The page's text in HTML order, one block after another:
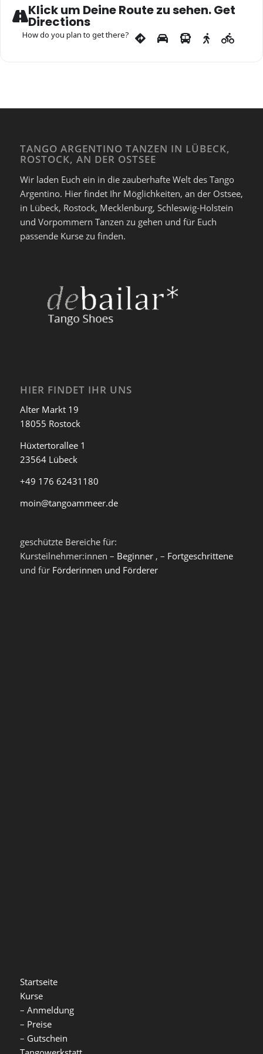
Tango am Meer stattfindet.
Ein fantastisches Team schafft Euch eine gemütliche, herzlich
integrative Atmosphäre, mit schönem Licht und einer Auswahl
Anmeldung
hier zurMILONGA DEL MAR
TANGOWERKSTATT
Klick um Deine Route zu sehen. Get
Directions
How do you plan to get there?
TANGO ARGENTINO TANZEN IN LÜBECK,
ROSTOCK, AN DER OSTSEE
Wir laden Euch ein in die zauberhafte Welt des Tango
Argentino. Hier findet Ihr Möglichkeiten, an der Ostsee,
in Lübeck, Rostock, Mecklenburg, Schleswig-Holstein
und Vorpommern Tanzen zu gehen und für Euch
passende Kurse zu finden.
HIER FINDET IHR UNS
Alter Markt 19
18055 Rostock
Hüxtertorallee 1
23564 Lübeck
+49 176 62431180
moin@tangoammeer.de
geschützte Bereiche für:
Kursteilnehmer:innen – Beginner, – Fortgeschrittene
und für Förderinnen und Förderer
Startseite
Kurse
– Anmeldung
– Preise
– Gutschein